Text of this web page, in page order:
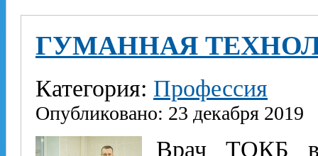
ГУМАННАЯ
Категория: Профессия
Опубликовано: 23 декабря 2019
Врач ТОКБ